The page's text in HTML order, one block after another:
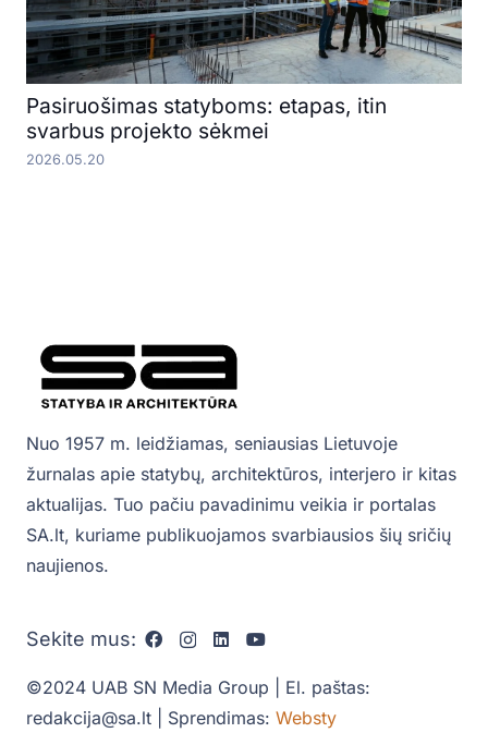
Pasiruošimas statyboms: etapas, itin
svarbus projekto sėkmei
2026.05.20
Nuo 1957 m. leidžiamas, seniausias Lietuvoje
žurnalas apie statybų, architektūros, interjero ir kitas
aktualijas. Tuo pačiu pavadinimu veikia ir portalas
SA.lt, kuriame publikuojamos svarbiausios šių sričių
naujienos.
Sekite mus:
©2024 UAB SN Media Group | El. paštas:
redakcija@sa.lt | Sprendimas: Websty